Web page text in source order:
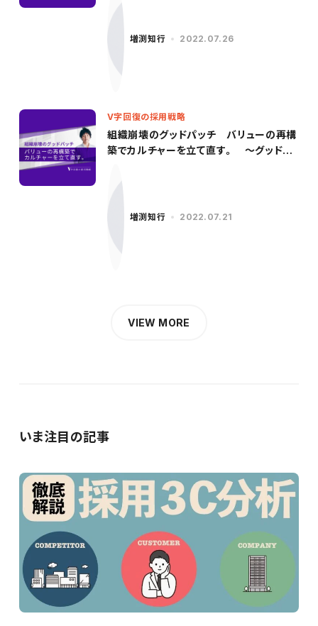
増渕知行 2022.07.26
V字回復の採用戦略
組織崩壊のグッドパッチ バリューの再構
築でカルチャーを立て直す。 〜グッドパ
増渕知行 2022.07.21
VIEW MORE
いま注目の記事